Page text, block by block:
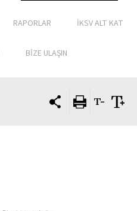
RAPORLAR İKSV ALT KAT
BİZE ULAŞIN